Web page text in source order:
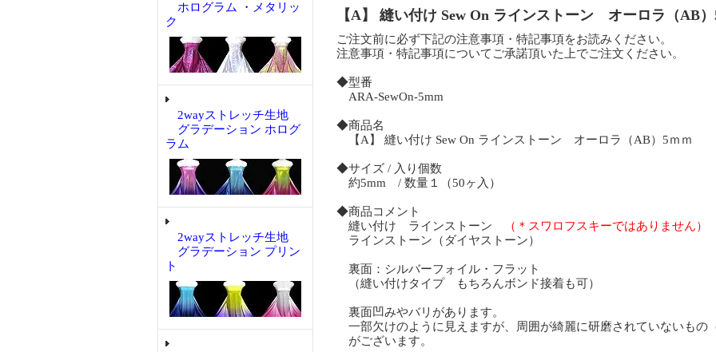
ホログラム ・メタリッ
ク
2wayストレッチ生地
グラデーション ホログ
ラム
2wayストレッチ生地
グラデーション プリン
ト
【A】 縫い付け Sew On ラインストーン オーロラ（AB
ご注文前に必ず下記の注意事項・特記事項をお読みください。
注意事項・特記事項についてご承諾頂いた上でご注文ください。
◆型番
ARA-SewOn-5mm
◆商品名
【A】 縫い付け Sew On ラインストーン オーロラ（AB）5ｍｍ
◆サイズ / 入り個数
約5mm / 数量１（50ヶ入）
◆商品コメント
縫い付け ラインストーン
（＊スワロフスキーではありません）
ラインストーン（ダイヤストーン）
裏面：シルバーフォイル・フラット
（縫い付けタイプ もちろんボンド接着も可）
裏面凹みやバリがあります。
一部欠けのように見えますが、周囲が綺麗に研磨されていないもの
がございます。